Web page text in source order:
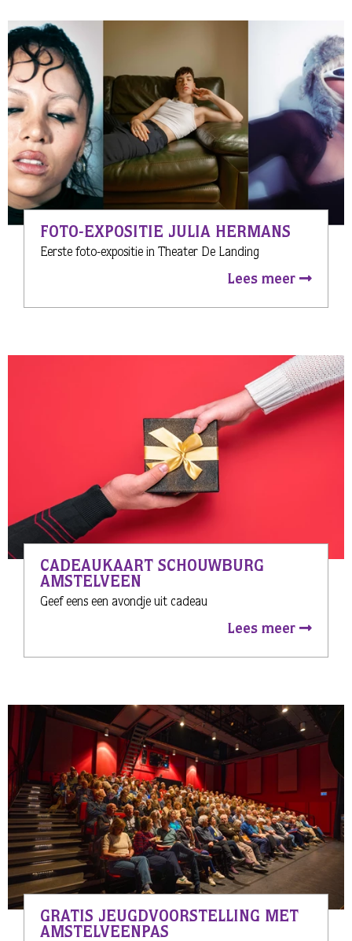
FOTO-EXPOSITIE JULIA HERMANS
Eerste foto-expositie in Theater De Landing
Lees meer
CADEAUKAART SCHOUWBURG
AMSTELVEEN
Geef eens een avondje uit cadeau
Lees meer
GRATIS JEUGDVOORSTELLING MET
AMSTELVEENPAS